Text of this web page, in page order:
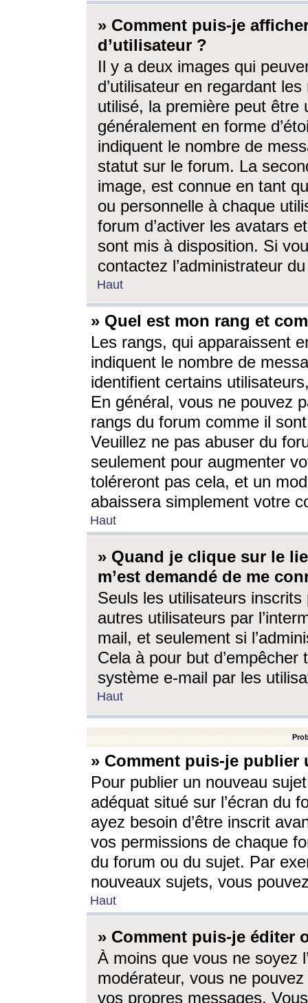
» Comment puis-je
d’utilisateur ?
Il y a deux images qui
d’utilisateur en regardant
utilisé, la première peut être
généralement en forme
indiquent le nombre de
statut sur le forum. La
image, est connue en tant
ou personnelle à chaque
forum d’activer les avatars
sont mis à disposition. Si
contactez l’administrateur
Haut
» Quel est mon rang et
Les rangs, qui apparaissent
indiquent le nombre de
identifient certains
En général, vous ne pouvez
rangs du forum comme il
Veuillez ne pas abuser du
seulement pour augmenter
toléreront pas cela, et un
abaissera simplement votre
Haut
» Quand je clique sur le
m’est demandé de me
Seuls les utilisateurs
autres utilisateurs par
mail, et seulement si
Cela à pour but
système e-mail par les
Haut
» Comment puis-je
Pour publier un nouveau
adéquat situé sur l’écran du
ayez besoin d’être inscrit
vos permissions de chaque
du forum ou du sujet. Par
nouveaux sujets, vous
Haut
» Comment puis-je éditer
À moins que vous ne soyez
modérateur, vous ne
vos propres messages.